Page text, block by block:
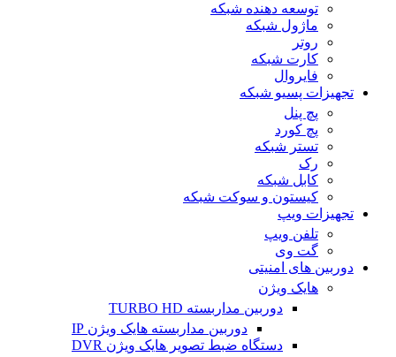
توسعه دهنده شبکه
ماژول شبکه
روتر
کارت شبکه
فایروال
تجهیزات پسیو شبکه
پچ پنل
پچ کورد
تستر شبکه
رک
کابل شبکه
کیستون و سوکت شبکه
تجهیزات ویپ
تلفن ویپ
گت وی
دوربین های امنیتی
هایک ویژن
دوربین مداربسته TURBO HD
دوربین مداربسته هایک ویژن IP
دستگاه ضبط تصویر هایک ویژن DVR